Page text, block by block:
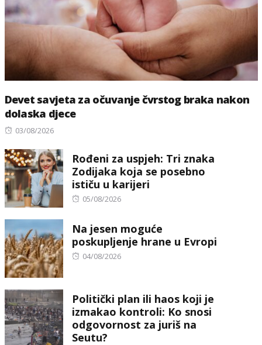
Devet savjeta za očuvanje čvrstog braka nakon
dolaska djece
Posted
03/08/2026
Rođeni za uspjeh: Tri znaka
Zodijaka koja se posebno
ističu u karijeri
Posted
05/08/2026
Na jesen moguće
poskupljenje hrane u Evropi
Posted
04/08/2026
Politički plan ili haos koji je
izmakao kontroli: Ko snosi
odgovornost za juriš na
Seutu?